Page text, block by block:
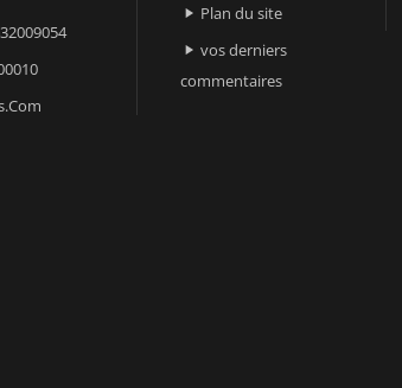
 Plan du site
 vos derniers
commentaires